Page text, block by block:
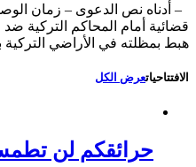
– أدناه نص الدعوى – زمان
قضائية أمام المحاكم التركية
هبط بمظلته في الأراضي التركية
الافتتاحياتعرض الكل
حرائقكم لن